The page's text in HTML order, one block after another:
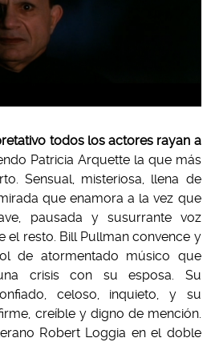
todos los actores rayan a
Patricia Arquette la que más
Sensual, misteriosa, llena de
que enamora a la vez que
pausada y susurrante voz
el resto. Bill Pullman convence y
de atormentado músico que
crisis con su esposa. Su
celoso, inquieto, y su
creíble y digno de mención.
Robert Loggia en el doble